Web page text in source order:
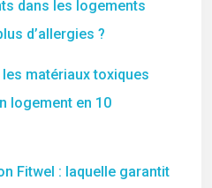
dans les logements
d’allergies ?
matériaux toxiques
logement en 10
Fitwel : laquelle garantit